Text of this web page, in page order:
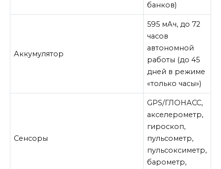
банков)
Аккумулятор
595 мАч, до 72
часов
автономной
работы (до 45
дней в режиме
«только часы»)
Сенсоры
GPS/ГЛОНАСС,
акселерометр,
гироскоп,
пульсометр,
пульсоксиметр,
барометр,